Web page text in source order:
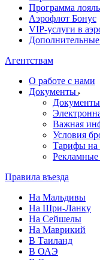
Программа
Аэрофлот Бонус
VIP-услуги в
Дополнительные
Агентствам
О работе с нами
Документы
Документы
Важная
Условия
Тарифы на
Правила въезда
На Мальдивы
На Шри-Ланку
На Сейшелы
На Маврикий
В Таиланд
В ОАЭ